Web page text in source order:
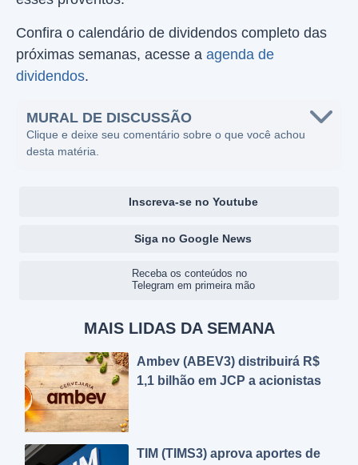
Confira o calendário de dividendos completo das
próximas semanas, acesse a agenda de
dividendos.
MURAL DE DISCUSSÃO
Clique e deixe seu comentário sobre o que você achou
desta matéria.
Inscreva-se no Youtube
Siga no Google News
Receba os conteúdos no
Telegram em primeira mão
MAIS LIDAS DA SEMANA
Ambev (ABEV3) distribuirá R$
1,1 bilhão em JCP a acionistas
TIM (TIMS3) aprova aportes de